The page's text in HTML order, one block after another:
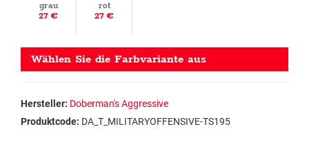
grau
27 €
rot
27 €
Wählen Sie die Farbvariante aus
Hersteller: Doberman's Aggressive
Produktcode: DA_T_MILITARYOFFENSIVE-TS195